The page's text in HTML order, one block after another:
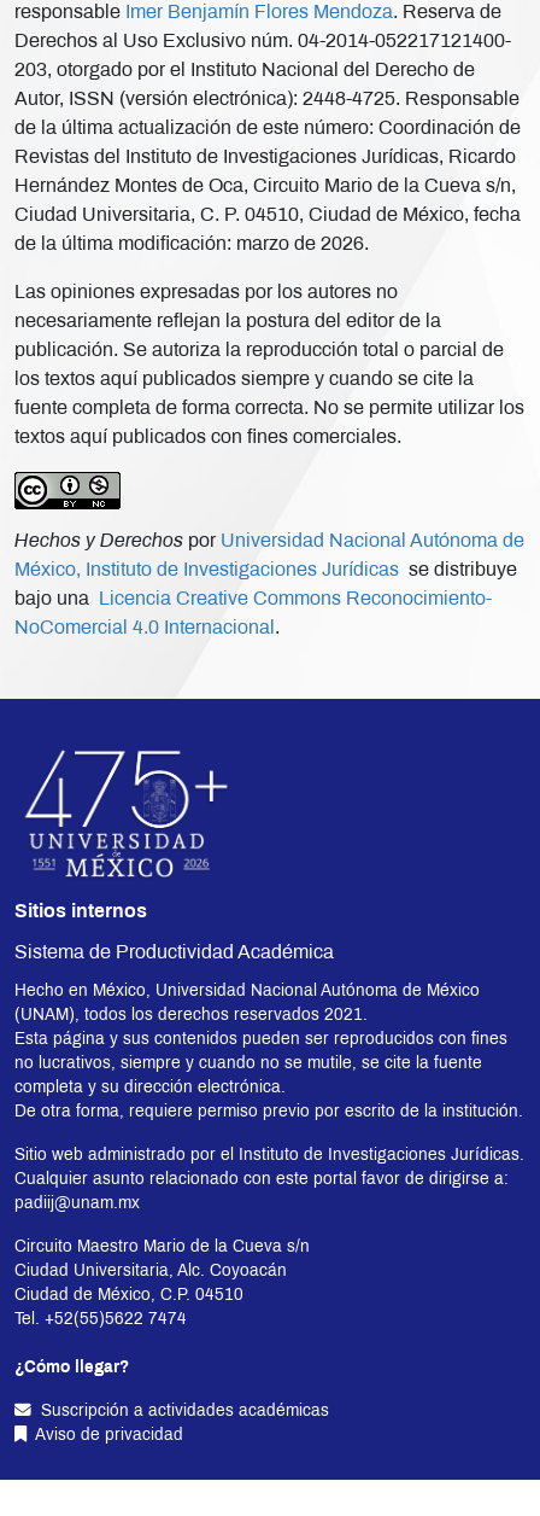
responsable Imer Benjamín Flores Mendoza. Reserva de
Derechos al Uso Exclusivo núm. 04-2014-052217121400-
203, otorgado por el Instituto Nacional del Derecho de
Autor, ISSN (versión electrónica): 2448-4725. Responsable
de la última actualización de este número: Coordinación de
Revistas del Instituto de Investigaciones Jurídicas, Ricardo
Hernández Montes de Oca, Circuito Mario de la Cueva s/n,
Ciudad Universitaria, C. P. 04510, Ciudad de México, fecha
de la última modificación: marzo de 2026.
Las opiniones expresadas por los autores no
necesariamente reflejan la postura del editor de la
publicación. Se autoriza la reproducción total o parcial de
los textos aquí publicados siempre y cuando se cite la
fuente completa de forma correcta. No se permite utilizar los
textos aquí publicados con fines comerciales.
Hechos y Derechos por Universidad Nacional Autónoma de
México, Instituto de Investigaciones Jurídicas se distribuye
bajo una
Licencia Creative Commons Reconocimiento-
NoComercial 4.0 Internacional .
Sitios internos
Sistema de Productividad Académica
Hecho en México, Universidad Nacional Autónoma de México
(UNAM), todos los derechos reservados 2021.
Esta página y sus contenidos pueden ser reproducidos con fines
no lucrativos, siempre y cuando no se mutile, se cite la fuente
completa y su dirección electrónica.
De otra forma, requiere permiso previo por escrito de la institución.
Sitio web administrado por el Instituto de Investigaciones Jurídicas.
Cualquier asunto relacionado con este portal favor de dirigirse a:
padiij@unam.mx
Circuito Maestro Mario de la Cueva s/n
Ciudad Universitaria, Alc. Coyoacán
Ciudad de México, C.P. 04510
Tel. +52(55)5622 7474
¿Cómo llegar?
Suscripción a actividades académicas
Aviso de privacidad